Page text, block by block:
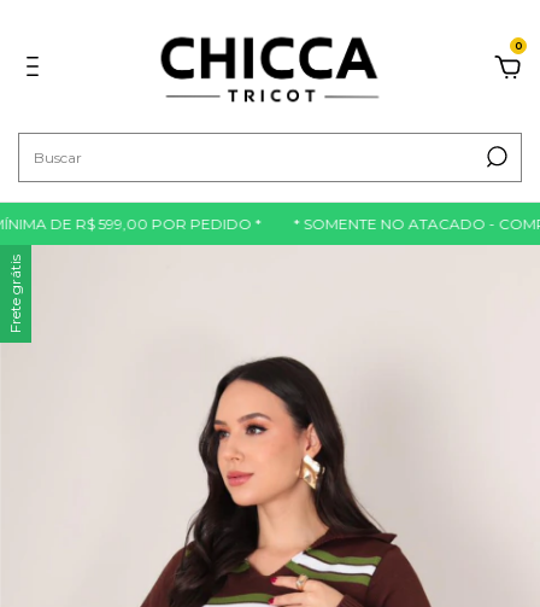
0
R$ 599,00 POR PEDIDO * * SOMENTE NO ATACADO - COMPRA
Frete grátis